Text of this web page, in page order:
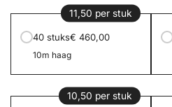
11,50 per stuk
40 stuks€ 460,00
10m haag
10,50 per stuk